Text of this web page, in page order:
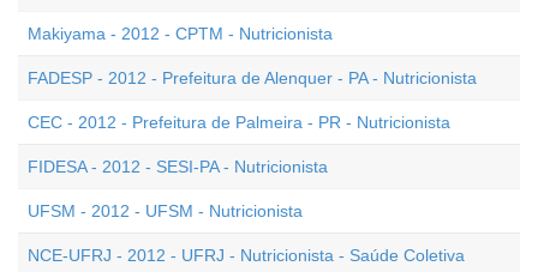
Makiyama - 2012 - CPTM - Nutricionista
FADESP - 2012 - Prefeitura de Alenquer - PA - Nutricionista
CEC - 2012 - Prefeitura de Palmeira - PR - Nutricionista
FIDESA - 2012 - SESI-PA - Nutricionista
UFSM - 2012 - UFSM - Nutricionista
NCE-UFRJ - 2012 - UFRJ - Nutricionista - Saúde Coletiva